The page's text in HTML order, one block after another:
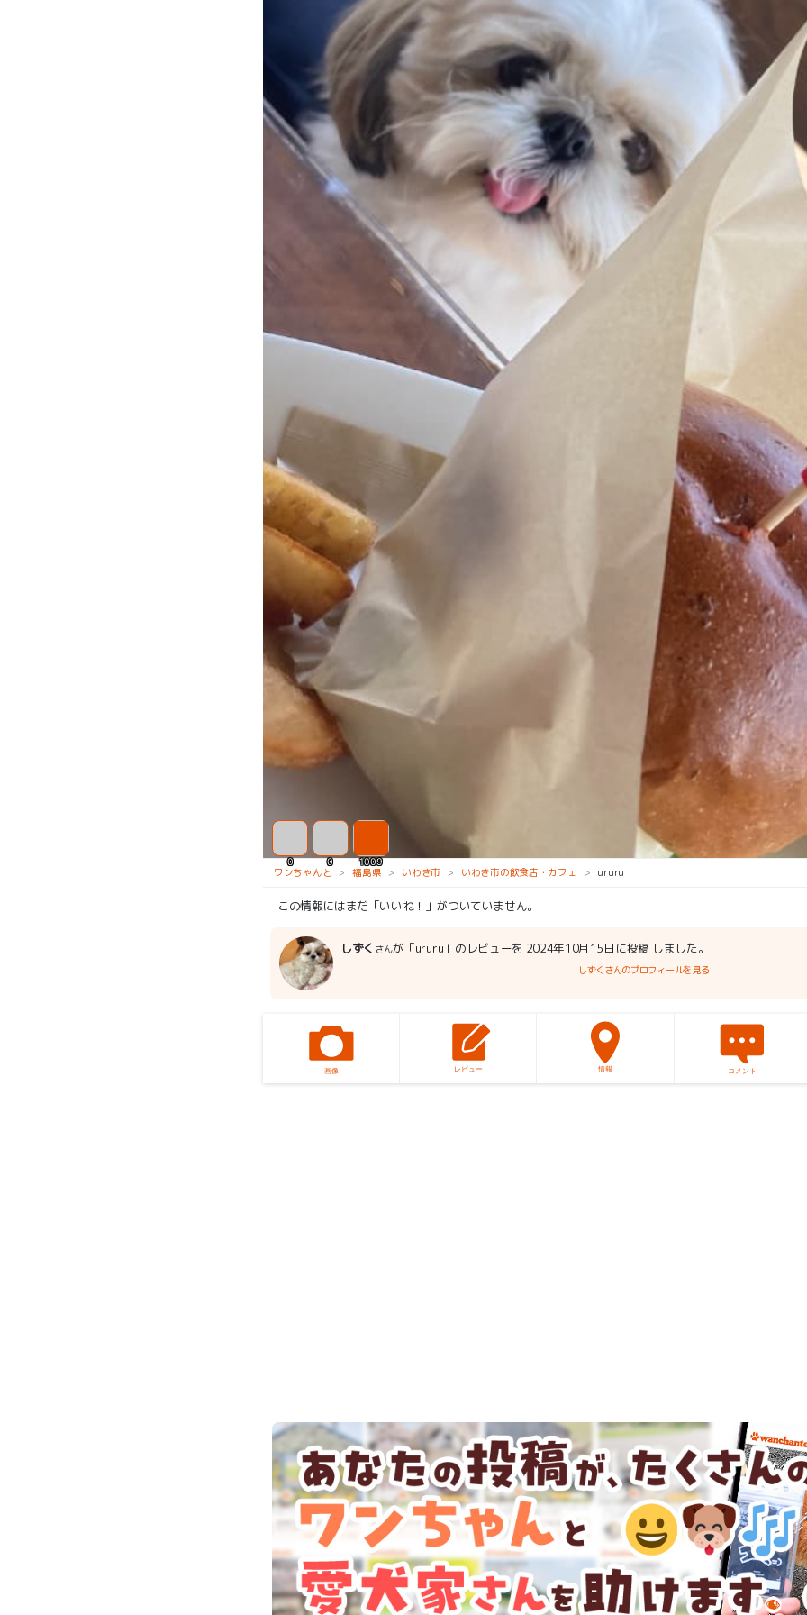
0 0 1009
ワンちゃんと 福島県 いわき市 いわき市の飲食店・カフェ ururu
この情報にはまだ「いいね！」がついていません。
しずく さんが「ururu」のレビューを 2024年10月15日に投稿 しました。
しずくさんのプロフィールを見る
画像 レビュー 情報 コメント